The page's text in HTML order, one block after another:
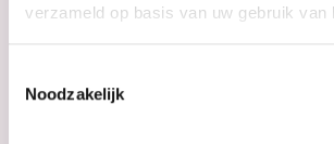
verzameld op basis van uw gebruik van
Noodzakelijk